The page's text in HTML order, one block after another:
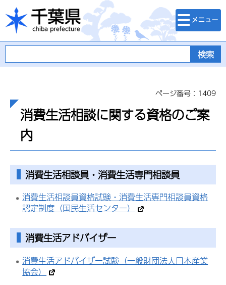
千葉県
検索・メニュ
ー
ページ番号：1409
消費生活相談に関する資格のご案
内
消費生活相談員・消費生活専門相談員
消費生活相談員資格試験・消費生活専門相談員資格
認定制度（国民生活センター）
消費生活アドバイザー
消費生活アドバイザー試験（一般財団法人日本産業
協会）